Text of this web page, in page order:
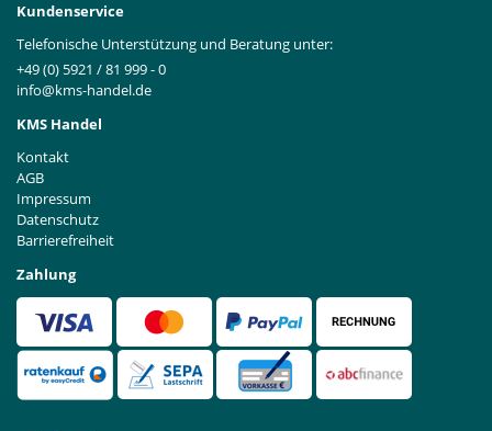
Kundenservice
Telefonische Unterstützung und Beratung unter:
+49 (0) 5921 / 81 999 - 0
info@kms-handel.de
KMS Handel
Kontakt
AGB
Impressum
Datenschutz
Barrierefreiheit
Zahlung